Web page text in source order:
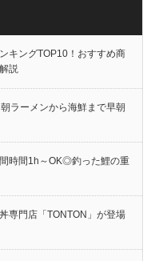
キングTOP10！おすすめ商
説
ラーメンから海鮮まで早朝
時間1h～OK◎釣った鯉の重
専門店「TONTON」が登場